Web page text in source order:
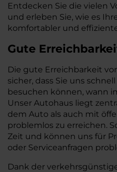
Entdecken Sie die vielen
und erleben Sie, wie es
komfortabler und
Gute
Die gute Erreichbarkeit
sicher, dass Sie uns
besuchen können, wann
Unser Autohaus liegt
dem Auto als auch mit
problemlos zu erreichen.
Zeit und können uns für
oder Serviceanfragen
Dank der